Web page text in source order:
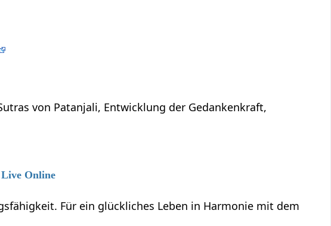
von Patanjali, Entwicklung der Gedankenkraft,
Online
Für ein glückliches Leben in Harmonie mit dem